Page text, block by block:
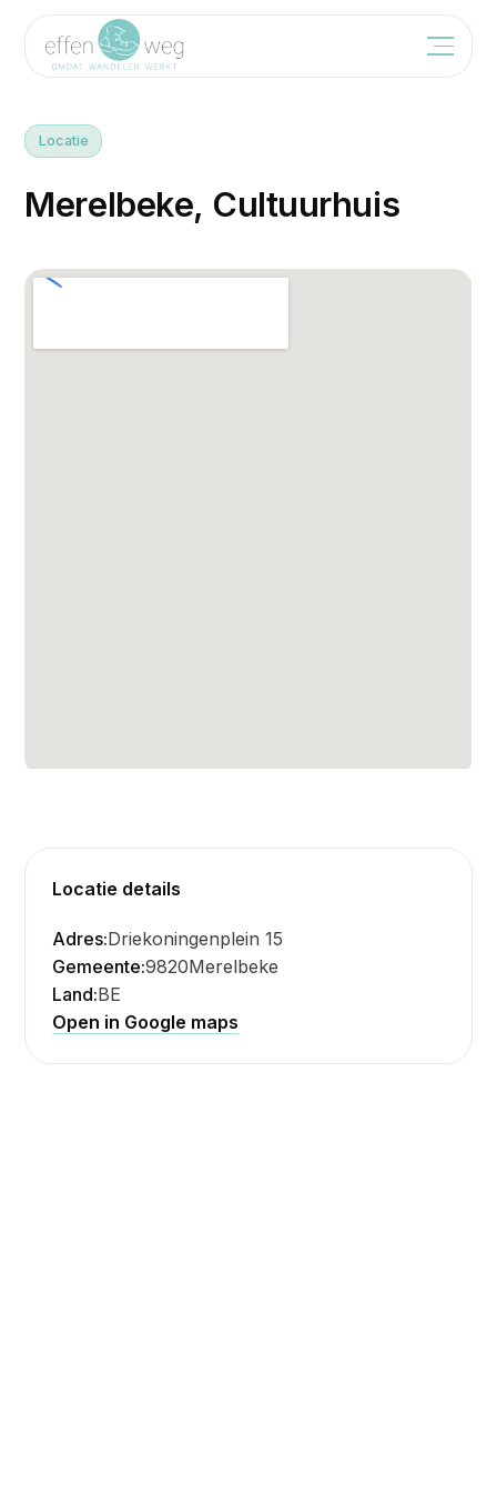
Locatie
Merelbeke, Cultuurhuis
Locatie details
Adres:Driekoningenplein 15
Gemeente:9820Merelbeke
Land:BE
Open in Google maps